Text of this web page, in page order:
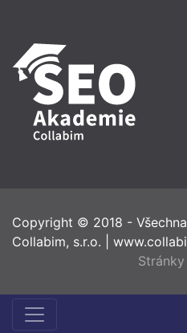
Copyright © 2018 -
Collabim, s.r.o.